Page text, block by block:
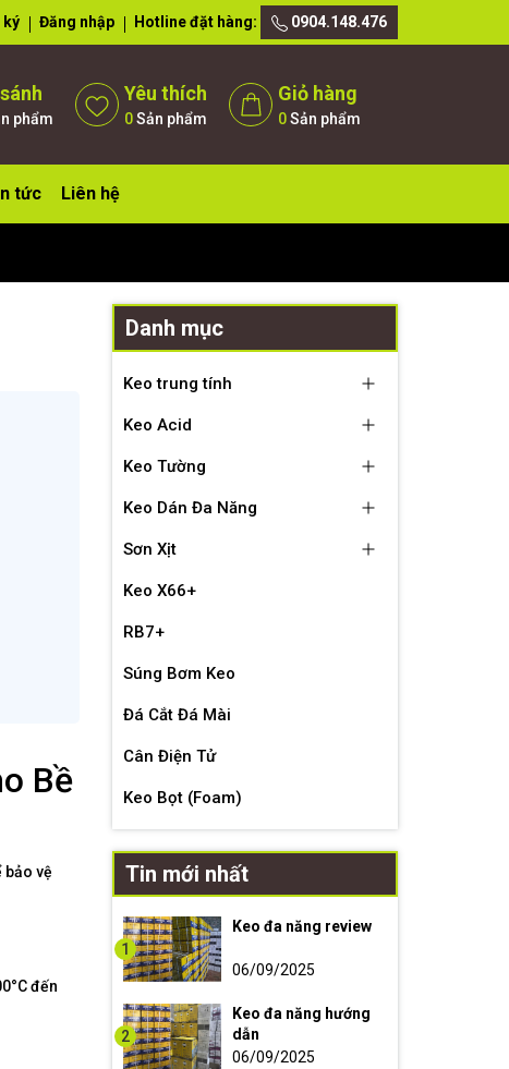
ký Đăng nhập Hotline đặt hàng: 0904.148.476
phẩm
Yêu thích
0Sản phẩm
Giỏ hàng
0Sản phẩm
tức Liên hệ
Bề
bảo vệ
đến
Danh mục
Keo trung tính
Keo Acid
Keo Tường
Keo Dán Đa Năng
Sơn Xịt
Keo X66+
RB7+
Súng Bơm Keo
Đá Cắt Đá Mài
Cân Điện Tử
Keo Bọt (Foam)
Tin mới nhất
1
Keo đa năng review
06/09/2025
2
Keo đa năng hướng
dẫn
06/09/2025